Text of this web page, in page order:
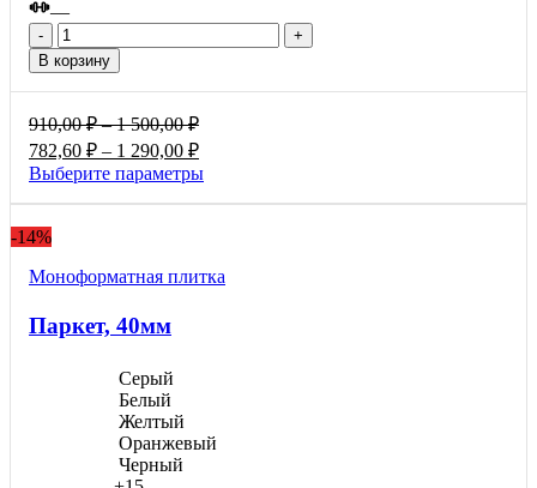
—
Количество
товара
Квадрат
малый,
60мм
В корзину
910,00₽ – 1 500,00₽Диапазон
цен:
910,00 ₽
–
1
782,60 ₽ – 1 290,00 ₽Диапазон
цен:
Выберите параметрыЭтот
Опции
-14%
Моноформатнaя плитка
Паркет, 40мм
Серый
Белый
Желтый
Оранжевый
Черный